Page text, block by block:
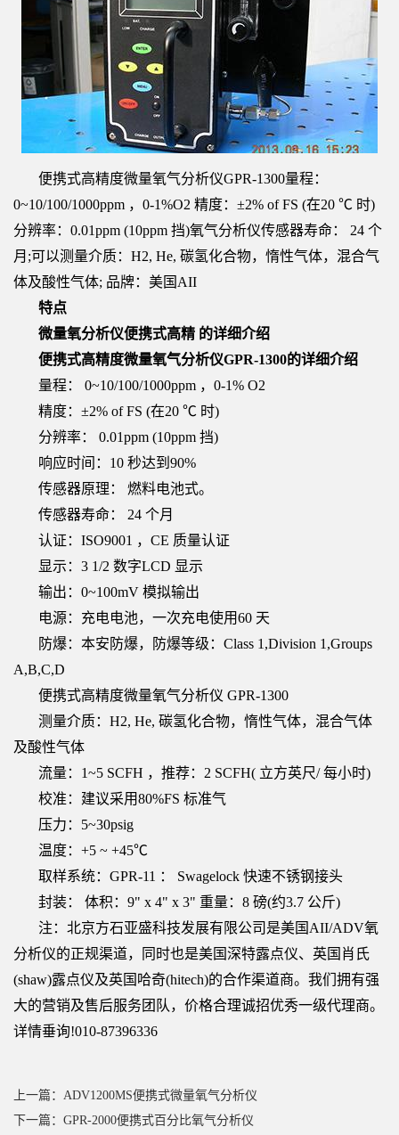
便携式高精度微量氧气分析仪GPR-1300量程：
0~10/100/1000ppm ，0-1%O2 精度：±2% of FS (在20 ℃ 时)
分辨率：0.01ppm (10ppm 挡)氧气分析仪传感器寿命： 24 个
月;可以测量介质：H2, He, 碳氢化合物，惰性气体，混合气
体及酸性气体; 品牌：美国AII
特点
微量氧分析仪便携式高精 的详细介绍
便携式高精度微量氧气分析仪GPR-1300的详细介绍
量程： 0~10/100/1000ppm ，0-1% O2
精度：±2% of FS (在20 ℃ 时)
分辨率： 0.01ppm (10ppm 挡)
响应时间：10 秒达到90%
传感器原理： 燃料电池式。
传感器寿命： 24 个月
认证：ISO9001 ，CE 质量认证
显示：3 1/2 数字LCD 显示
输出：0~100mV 模拟输出
电源：充电电池，一次充电使用60 天
防爆：本安防爆，防爆等级：Class 1,Division 1,Groups
A,B,C,D
便携式高精度微量氧气分析仪 GPR-1300
测量介质：H2, He, 碳氢化合物，惰性气体，混合气体
及酸性气体
流量：1~5 SCFH ，推荐：2 SCFH( 立方英尺/ 每小时)
校准：建议采用80%FS 标准气
压力：5~30psig
温度：+5 ~ +45℃
取样系统：GPR-11 ： Swagelock 快速不锈钢接头
封装： 体积：9" x 4" x 3" 重量：8 磅(约3.7 公斤)
注：北京方石亚盛科技发展有限公司是美国AII/ADV氧
分析仪的正规渠道，同时也是美国深特露点仪、英国肖氏
(shaw)露点仪及英国哈奇(hitech)的合作渠道商。我们拥有强
大的营销及售后服务团队，价格合理诚招优秀一级代理商。
详情垂询!010-87396336
上一篇：ADV1200MS便携式微量氧气分析仪
下一篇：GPR-2000便携式百分比氧气分析仪